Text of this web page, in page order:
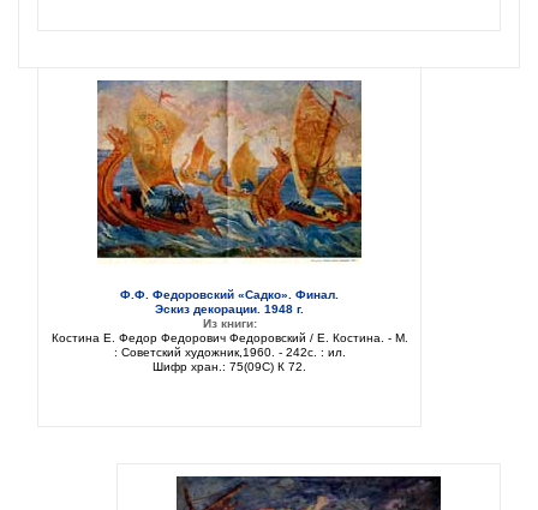
Ф.Ф. Федоровский «Садко». Финал.
Эскиз декорации. 1948 г.
Из книги:
Костина Е. Федор Федорович Федоровский / Е. Костина. - М.
: Советский художник,1960. - 242с. : ил.
Шифр хран.: 75(09C) К 72.